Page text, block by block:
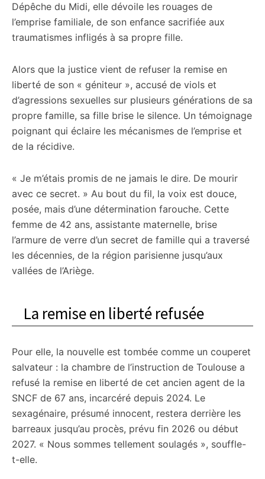
Dépêche du Midi, elle dévoile les rouages de
l’emprise familiale, de son enfance sacrifiée aux
traumatismes infligés à sa propre fille.
Alors que la justice vient de refuser la remise en
liberté de son « géniteur », accusé de viols et
d’agressions sexuelles sur plusieurs générations de sa
propre famille, sa fille brise le silence. Un témoignage
poignant qui éclaire les mécanismes de l’emprise et
de la récidive.
« Je m’étais promis de ne jamais le dire. De mourir
avec ce secret. » Au bout du fil, la voix est douce,
posée, mais d’une détermination farouche. Cette
femme de 42 ans, assistante maternelle, brise
l’armure de verre d’un secret de famille qui a traversé
les décennies, de la région parisienne jusqu’aux
vallées de l’Ariège.
La remise en liberté refusée
Pour elle, la nouvelle est tombée comme un couperet
salvateur : la chambre de l’instruction de Toulouse a
refusé la remise en liberté de cet ancien agent de la
SNCF de 67 ans, incarcéré depuis 2024. Le
sexagénaire, présumé innocent, restera derrière les
barreaux jusqu’au procès, prévu fin 2026 ou début
2027. « Nous sommes tellement soulagés », souffle-
t-elle.